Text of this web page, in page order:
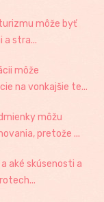
môže byť
a stra...
môže
na vonkajšie te...
môžu
pretože ...
aké skúsenosti a